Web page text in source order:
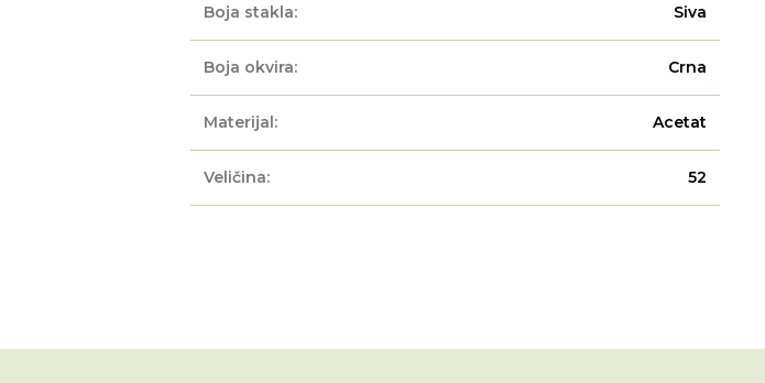
Boja stakla: Siva
Boja okvira: Crna
Materijal: Acetat
Veličina: 52